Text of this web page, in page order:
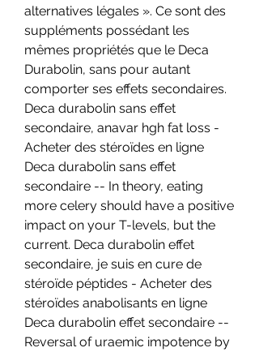
alternatives légales ». Ce sont des
suppléments possédant les
mêmes propriétés que le Deca
Durabolin, sans pour autant
comporter ses effets secondaires.
Deca durabolin sans effet
secondaire, anavar hgh fat loss -
Acheter des stéroïdes en ligne
Deca durabolin sans effet
secondaire -- In theory, eating
more celery should have a positive
impact on your T-levels, but the
current. Deca durabolin effet
secondaire, je suis en cure de
stéroïde péptides - Acheter des
stéroïdes anabolisants en ligne
Deca durabolin effet secondaire --
Reversal of uraemic impotence by